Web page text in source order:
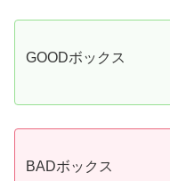
GOODボックス
BADボックス